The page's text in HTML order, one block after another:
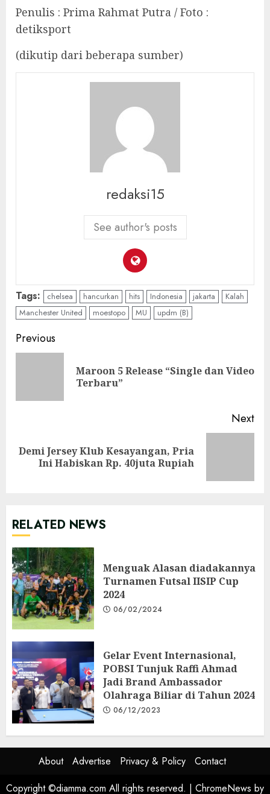
Penulis : Prima Rahmat Putra / Foto :
detiksport
(dikutip dari beberapa sumber)
redaksi15
See author's posts
Tags: chelsea hancurkan hits Indonesia jakarta
Kalah
Manchester United
moestopo MU updm (B)
Continue
Reading
Previous
Maroon 5 Release “Single dan Video
Terbaru”
Next
Next
post:
Demi Jersey Klub Kesayangan, Pria
Ini Habiskan Rp. 40juta Rupiah
RELATED NEWS
Menguak Alasan diadakannya
Turnamen Futsal IISIP Cup
2024
06/02/2024
Gelar Event Internasional,
POBSI Tunjuk Raffi Ahmad
Jadi Brand Ambassador
Olahraga Biliar di Tahun 2024
06/12/2023
About Advertise Privacy & Policy
Contact
Copyright ©diamma.com All rights reserved. | ChromeNews by